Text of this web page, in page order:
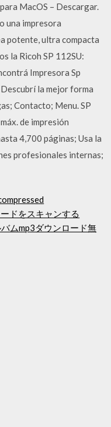
MacOS – Descargar.
una impresora
potente, ultra compacta
la Ricoh SP 112SU:
Impresora Sp
la mejor forma
Contacto; Menu. SP
de impresión
4,700 páginas; Usa la
profesionales internas;
ドをスキャンする
ムmp3ダウンロード無